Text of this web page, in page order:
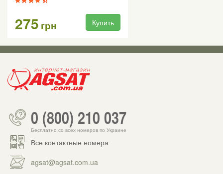
275 грн Купить
0 (800) 210 037
Бесплатно со всех номеров по Украине
Все контактные номера
agsat@agsat.com.ua